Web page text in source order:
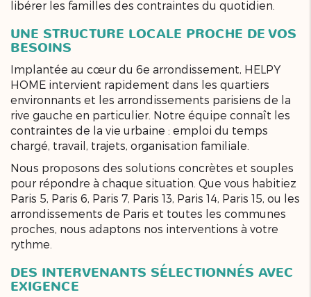
libérer les familles des contraintes du quotidien.
UNE STRUCTURE LOCALE PROCHE DE VOS
BESOINS
Implantée au cœur du 6e arrondissement, HELPY
HOME intervient rapidement dans les quartiers
environnants et les arrondissements parisiens de la
rive gauche en particulier. Notre équipe connaît les
contraintes de la vie urbaine : emploi du temps
chargé, travail, trajets, organisation familiale.
Nous proposons des solutions concrètes et souples
pour répondre à chaque situation. Que vous habitiez
Paris 5, Paris 6, Paris 7, Paris 13, Paris 14, Paris 15, ou les
arrondissements de Paris et toutes les communes
proches, nous adaptons nos interventions à votre
rythme.
DES INTERVENANTS SÉLECTIONNÉS AVEC
EXIGENCE